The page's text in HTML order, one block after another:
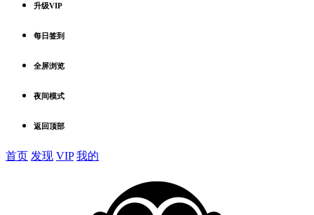
升级VIP
每日签到
全屏浏览
夜间模式
返回顶部
首页 发现 VIP 我的